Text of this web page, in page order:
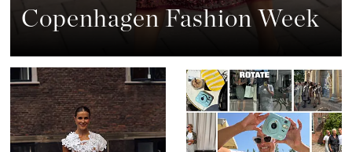
Copenhagen Fashion Week